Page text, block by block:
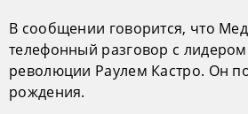
В сообщении говорится, что
телефонный разговор с
революции Раулем Кастро. Он
рождения.